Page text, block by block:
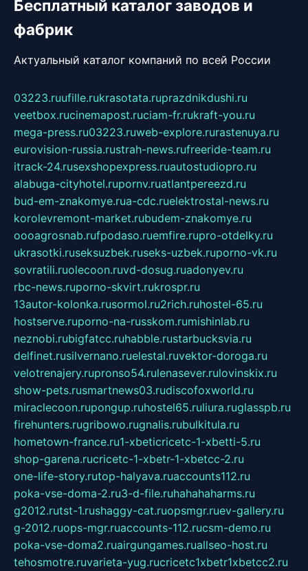
Бесплатный каталог заводов и
фабрик
Актуальный каталог компаний по всей России
03223.ruufille.rukrasotata.ruprazdnikdushi.ru
veetbox.rucinemapost.ruciam-fr.rukraft-you.ru
mega-press.ru03223.ruweb-explore.rurastenuya.ru
eurovision-russia.rustrah-news.rufreeride-team.ru
itrack-24.rusexshopexpress.ruautostudiopro.ru
alabuga-cityhotel.rupornv.ruatlantpereezd.ru
bud-em-znakomye.rua-cdc.ruelektrostal-news.ru
korolevremont-market.rubudem-znakomye.ru
oooagrosnab.rufpodaso.ruemfire.rupro-otdelky.ru
ukrasotki.ruseksuzbek.ruseks-uzbek.ruporno-vk.ru
sovratili.ruolecoon.ruvd-dosug.ruadonyev.ru
rbc-news.ruporno-skvirt.rukrospr.ru
13autor-kolonka.rusormol.ru2rich.ruhostel-65.ru
hostserve.ruporno-na-russkom.rumishinlab.ru
neznobi.rubigfatcc.ruhabble.rustarbucksvia.ru
delfinet.rusilvernano.ruelestal.ruvektor-doroga.ru
velotrenajery.rupronso54.rulenasever.rulovinskix.ru
show-pets.rusmartnews03.rudiscofoxworld.ru
miraclecoon.rupongup.ruhostel65.ruliura.ruglasspb.ru
firehunters.rugribowo.rugnalis.rubulkitula.ru
hometown-france.ru1-xbeticricetc-1-xbetti-5.ru
shop-garena.rucricetc-1-xbetr-1-xbetcc-2.ru
one-life-story.rutop-halyava.ruaccounts112.ru
poka-vse-doma-2.ru3-d-file.ruhahahaharms.ru
g2012.rutst-1.rushaggy-cat.ruopsmgr.ruev-gallery.ru
g-2012.ruops-mgr.ruaccounts-112.rucsm-demo.ru
poka-vse-doma2.ruairgungames.ruallseo-host.ru
tehosmotre.ruvarieta-yug.rucricetc1xbetr1xbetcc2.ru